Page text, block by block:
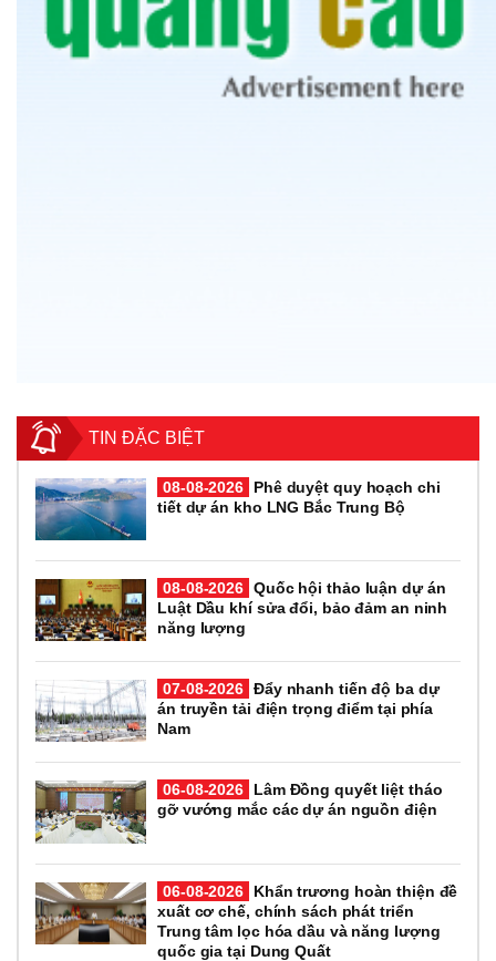
TIN ĐẶC BIỆT
08-08-2026
Phê duyệt quy hoạch chi
tiết dự án kho LNG Bắc Trung Bộ
08-08-2026 Quốc hội thảo luận dự án
Luật Dầu khí sửa đổi, bảo đảm an ninh
năng lượng
07-08-2026 Đẩy nhanh tiến độ ba dự
án truyền tải điện trọng điểm tại phía
Nam
06-08-2026
Lâm Đồng quyết liệt tháo
gỡ vướng mắc các dự án nguồn điện
06-08-2026
Khẩn trương hoàn thiện đề
xuất cơ chế, chính sách phát triển
Trung tâm lọc hóa dầu và năng lượng
quốc gia tại Dung Quất